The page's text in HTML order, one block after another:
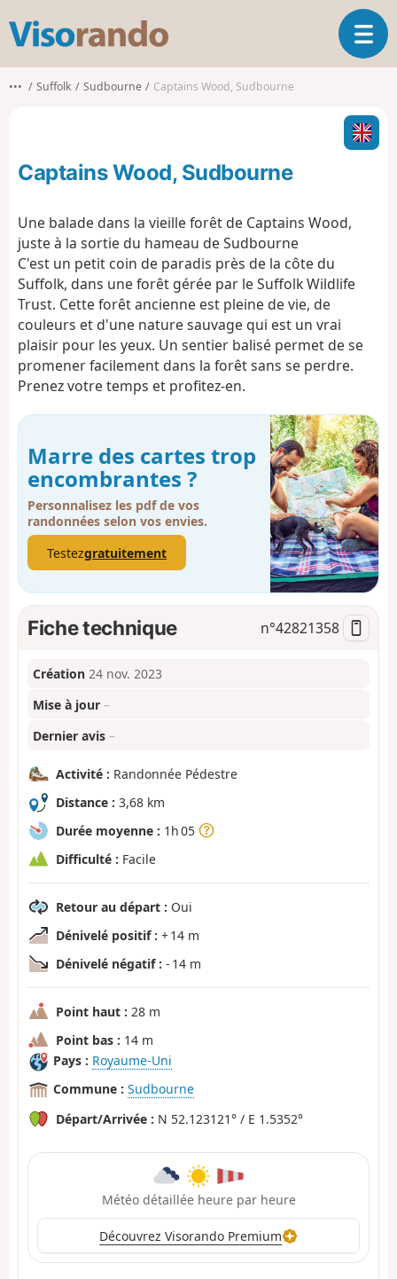
s
o
o
O
u
i
r
l
••• Suffolk Sudbourne Captains Wood, Sudbourne
Captains Wood, Sudbourne
Une balade dans la vieille forêt de Captains Wood,
juste à la sortie du hameau de Sudbourne
C'est un petit coin de paradis près de la côte du
Suffolk, dans une forêt gérée par le Suffolk Wildlife
Trust. Cette forêt ancienne est pleine de vie, de
couleurs et d'une nature sauvage qui est un vrai
plaisir pour les yeux. Un sentier balisé permet de se
promener facilement dans la forêt sans se perdre.
Prenez votre temps et profitez-en.
Marre des cartes trop
encombrantes ?
Personnalisez les pdf de vos
randonnées selon vos envies.
Testezgratuitement
Fiche technique n°42821358
Création 24 nov. 2023
Mise à jour –
Dernier avis –
Activité : Randonnée Pédestre
Distance : 3,68 km
Durée moyenne : 1h 05
Difficulté : Facile
Retour au départ : Oui
Dénivelé positif : + 14 m
Dénivelé négatif : - 14 m
Point haut : 28 m
Point bas : 14 m
Pays : Royaume-Uni
Commune : Sudbourne
Départ/Arrivée : N 52.123121° / E 1.5352°
Météo détaillée heure par heure
Découvrez Visorando Premium